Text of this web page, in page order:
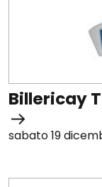
Billericay
sabato 19